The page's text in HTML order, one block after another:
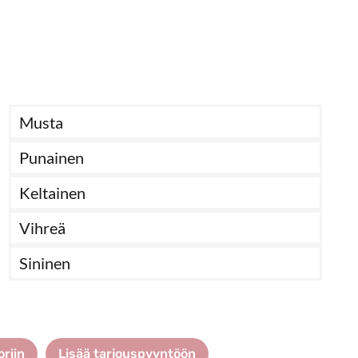
Musta
Punainen
Keltainen
Vihreä
Sininen
Lisää tarjouspyyntöön